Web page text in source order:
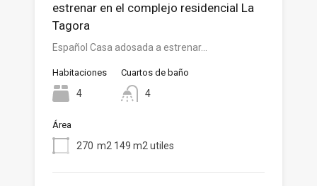
estrenar en el complejo residencial La
Tagora
Español Casa adosada a estrenar…
Habitaciones
4
Cuartos de baño
4
Área
270 m2 149 m2 utiles